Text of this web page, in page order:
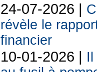
24-07-2026 |
révèle le
financier
10-01-2026 | Il